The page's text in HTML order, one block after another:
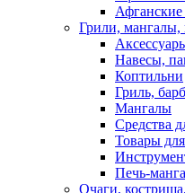
Грили, мангалы,
Навесы,
Коптильни
Гриль,
Мангалы
Средства
Товары
Печь-
Очаги,